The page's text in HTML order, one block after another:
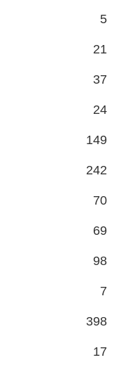
5
21
37
24
149
242
70
69
98
7
398
17